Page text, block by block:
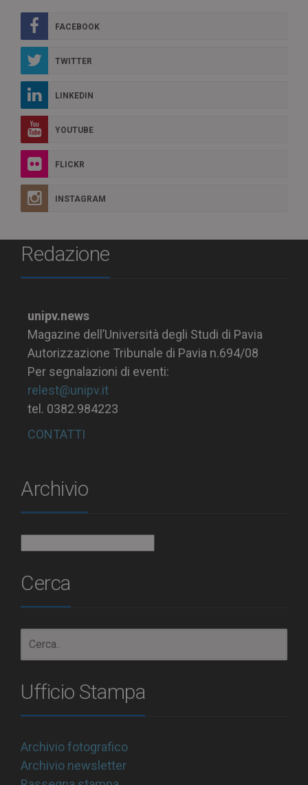
FACEBOOK
TWITTER
LINKEDIN
YOUTUBE
FLICKR
INSTAGRAM
Redazione
unipv.news
Magazine dell’Università degli Studi di Pavia
Autorizzazione Tribunale di Pavia n.694/08
Per segnalazioni di eventi:
relest@unipv.it
tel. 0382.984223
CONTATTI
Archivio
Cerca
Ufficio Stampa
Archivio fotografico
Archivio newsletter